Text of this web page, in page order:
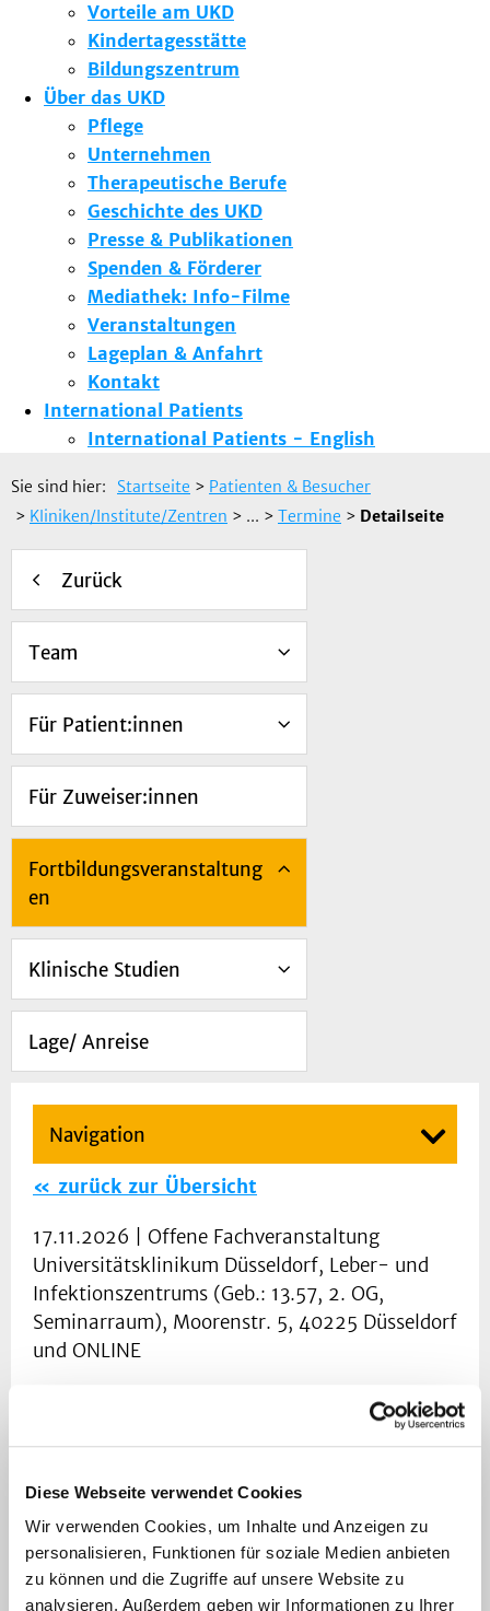
Diese Webseite verwendet Cookies
Wir verwenden Cookies, um Inhalte und Anzeigen zu
personalisieren, Funktionen für soziale Medien anbieten
zu können und die Zugriffe auf unsere Website zu
analysieren. Außerdem geben wir Informationen zu Ihrer
Vorteile am UKD
Kindertagesstätte
Bildungszentrum
Über das UKD
Pflege
Unternehmen
Therapeutische Berufe
Geschichte des UKD
Presse & Publikationen
Spenden & Förderer
Mediathek: Info-Filme
Veranstaltungen
Lageplan & Anfahrt
Kontakt
International Patients
International Patients - English
Sie sind hier: Startseite > Patienten & Besucher
> Kliniken/Institute/Zentren > ... > Termine > Detailseite
Zurück
Team
Für Patient:innen
Für Zuweiser:innen
Fortbildungsveranstaltung
en
Klinische Studien
Lage/ Anreise
Navigation
zurück zur Übersicht
17.11.2026
| Offene Fachveranstaltung
Universitätsklinikum Düsseldorf, Leber- und
Infektionszentrums (Geb.: 13.57, 2. OG,
Seminarraum), Moorenstr. 5, 40225 Düsseldorf
und ONLINE
Qualitätszirkel HIV - Virale Resistenz
Referenten: PD Dr. Nadine Lübke, Wiss.
Universitätsklinikum Düsseldorf; Dr. Rolf
Kaiser, AG Resistenzforschung, Institut für
Virologie, Universitätsklinikum Köln